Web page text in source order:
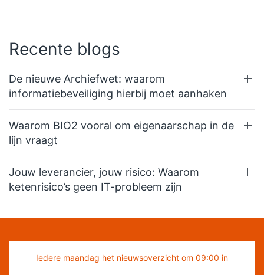
Recente blogs
De nieuwe Archiefwet: waarom
informatiebeveiliging hierbij moet aanhaken
Waarom BIO2 vooral om eigenaarschap in de
lijn vraagt
Jouw leverancier, jouw risico: Waarom
ketenrisico’s geen IT-probleem zijn
Iedere maandag het nieuwsoverzicht om 09:00 in